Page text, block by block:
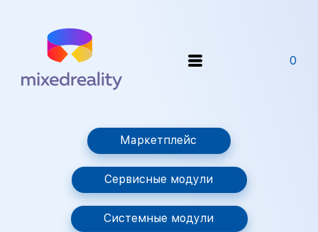
0
Маркетплейс
Сервисные модули
Системные модули